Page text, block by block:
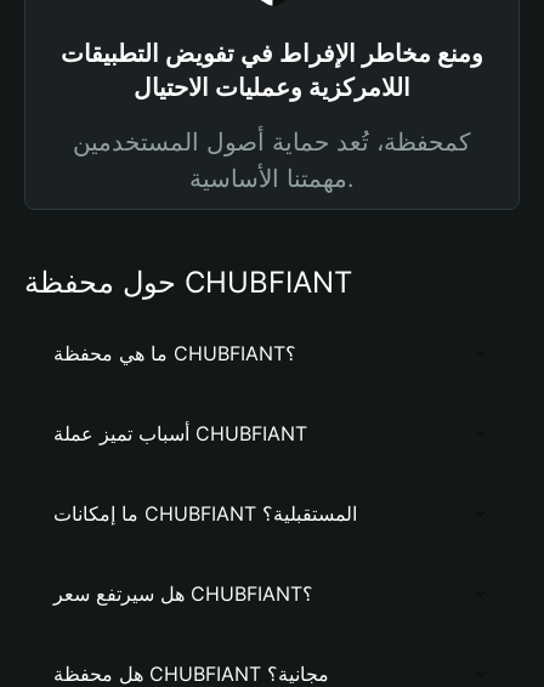
ومنع مخاطر الإفراط في تفويض التطبيقات
اللامركزية وعمليات الاحتيال
كمحفظة، تُعد حماية أصول المستخدمين
مهمتنا الأساسية.
حول محفظة CHUBFIANT
ما هي محفظة CHUBFIANT؟
أسباب تميز عملة CHUBFIANT
ما إمكانات CHUBFIANT المستقبلية؟
هل سيرتفع سعر CHUBFIANT؟
هل محفظة CHUBFIANT مجانية؟